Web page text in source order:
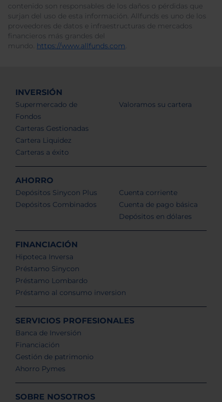
contenido son responsables de los daños o pérdidas que
surjan del uso de esta información. Allfunds es uno de los
proveedores de datos e infraestructuras de mercados
financieros más grandes del
mundo. https://www.allfunds.com.
INVERSIÓN
Supermercado de
Fondos
Carteras Gestionadas
Cartera Liquidez
Carteras a éxito
Valoramos su cartera
AHORRO
Depósitos Sinycon Plus
Depósitos Combinados
Cuenta corriente
Cuenta de pago básica
Depósitos en dólares
FINANCIACIÓN
Hipoteca Inversa
Préstamo Sinycon
Préstamo Lombardo
Préstamo al consumo inversion
SERVICIOS PROFESIONALES
Banca de Inversión
Financiación
Gestión de patrimonio
Ahorro Pymes
SOBRE NOSOTROS